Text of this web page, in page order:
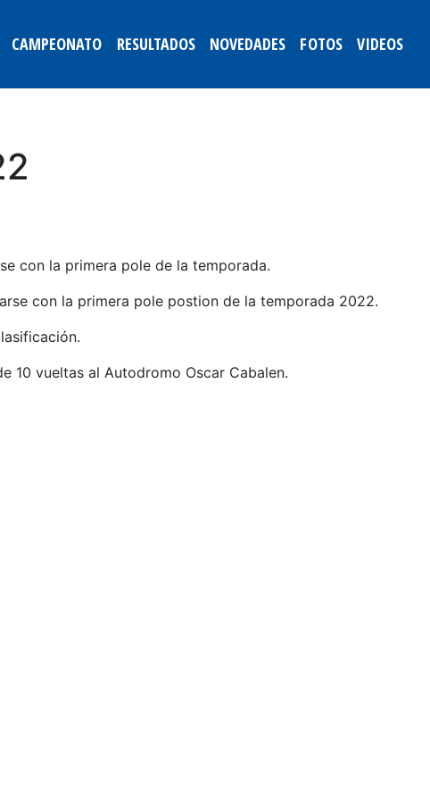
CAMPEONATO RESULTADOS NOVEDADES FOTOS VIDEOS
con la primera pole de la temporada.
con la primera pole postion de la temporada 2022.
10 vueltas al Autodromo Oscar Cabalen.